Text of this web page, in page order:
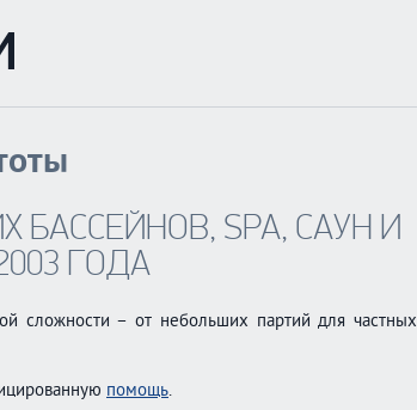
БАССЕЙНОВ, SPA, САУН И
ГОДА
сложности – от небольших партий для частных
помощь.